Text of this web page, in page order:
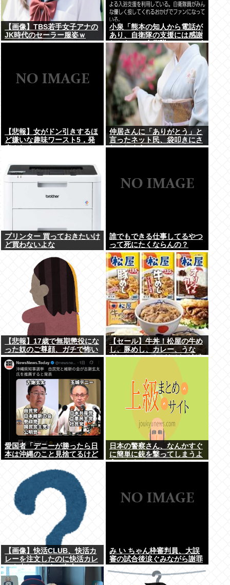
【画像】TBS若手女子アナの
JK時代のセーラー服姿ｗ
小泉「熊本の知人から電話が
あり、自衛隊の支援には感謝
しかない、自衛隊のファンが
増えてるとのこと 」
【悲報】女がドン引きするほ
ど嫌いな趣味ワースト5，発
仲居さんに「ありがとう」と
言ったネット民、袋叩きにさ
れてしまう…
プリンター 買っておきたいけ
ど買わないよな
誰でもできる仕事してるやつ
って死にたくならんの？
【悲報】17歳で無期懲役にな
った奴のご尊顔、ガチで怖い
【セール】牛丼！松屋の牛め
し、豚めし、カレー、うな
ぎ、とんかつなどなどの冷凍
愛国者「デニーが勝ったら日
本は沖縄のこと見捨てるけど
日本の警察さん、なんかすぐ
に簡単に銃を撃ってしまうよ
うになる…
【画像】快活CLUB、快活カ
レーを注文したのに快活カレ
ーを出してしまい炎上ｗｗｗ
み い ちゃん枠審判員、大誤
審の試合後涙ぐみながら謝罪